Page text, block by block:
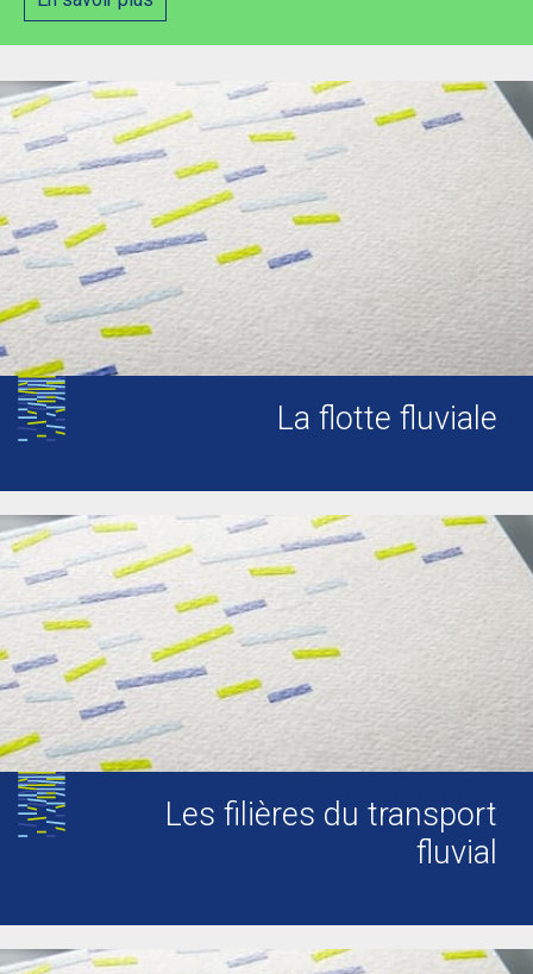
La flotte fluviale
Les filières du transport
fluvial